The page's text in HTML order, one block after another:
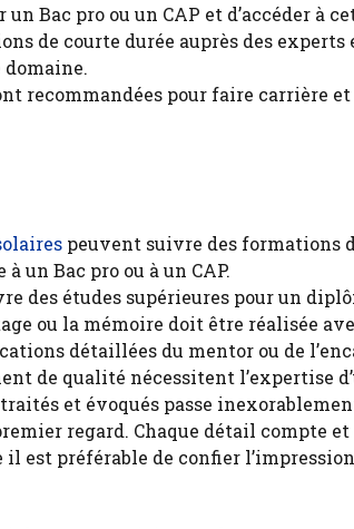
Bac pro ou un CAP et d’accéder à
de courte durée auprès des
domaine.
recommandées pour faire carrière
peuvent suivre des formations
un Bac pro ou à un CAP.
des études supérieures pour un
ou la mémoire doit être réalisée
détaillées du mentor ou de
de qualité nécessitent l’expertise
et évoqués passe
regard. Chaque détail compte et
est préférable de confier